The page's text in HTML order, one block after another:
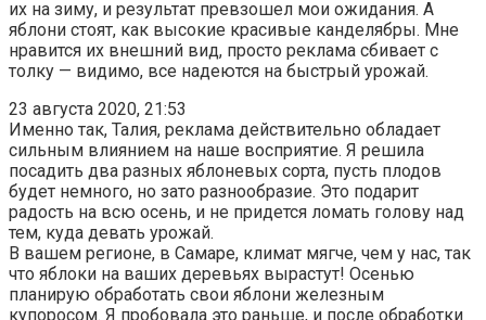
их на зиму, и результат превзошел мои ожидания. А
яблони стоят, как высокие красивые канделябры. Мне
нравится их внешний вид, просто реклама сбивает с
толку — видимо, все надеются на быстрый урожай.
23 августа 2020, 21:53
Именно так, Талия, реклама действительно обладает
сильным влиянием на наше восприятие. Я решила
посадить два разных яблоневых сорта, пусть плодов
будет немного, но зато разнообразие. Это подарит
радость на всю осень, и не придется ломать голову над
тем, куда девать урожай.
В вашем регионе, в Самаре, климат мягче, чем у нас, так
что яблоки на ваших деревьях вырастут! Осенью
планирую обработать свои яблони железным
купоросом. Я пробовала это раньше, и после обработки